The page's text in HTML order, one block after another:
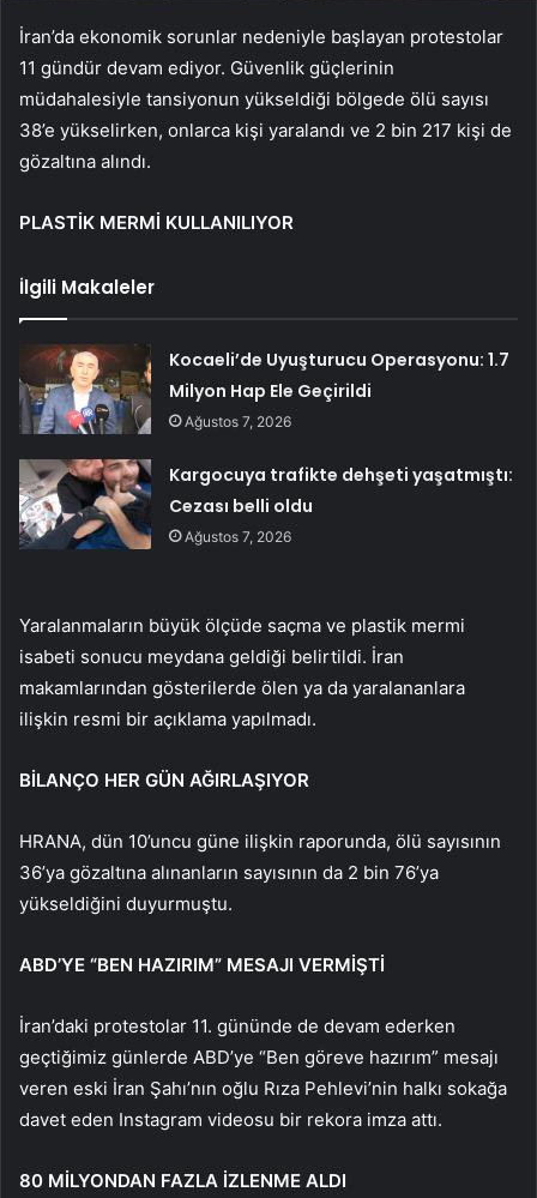
İran’da ekonomik sorunlar nedeniyle başlayan protestolar
11 gündür devam ediyor. Güvenlik güçlerinin
müdahalesiyle tansiyonun yükseldiği bölgede ölü sayısı
38’e yükselirken, onlarca kişi yaralandı ve 2 bin 217 kişi de
gözaltına alındı.
PLASTİK MERMİ KULLANILIYOR
İlgili Makaleler
Kocaeli’de Uyuşturucu Operasyonu: 1.7
Milyon Hap Ele Geçirildi
Ağustos 7, 2026
Kargocuya trafikte dehşeti yaşatmıştı:
Cezası belli oldu
Ağustos 7, 2026
Yaralanmaların büyük ölçüde saçma ve plastik mermi
isabeti sonucu meydana geldiği belirtildi. İran
makamlarından gösterilerde ölen ya da yaralananlara
ilişkin resmi bir açıklama yapılmadı.
BİLANÇO HER GÜN AĞIRLAŞIYOR
HRANA, dün 10’uncu güne ilişkin raporunda, ölü sayısının
36’ya gözaltına alınanların sayısının da 2 bin 76’ya
yükseldiğini duyurmuştu.
ABD’YE “BEN HAZIRIM” MESAJI VERMİŞTİ
İran’daki protestolar 11. gününde de devam ederken
geçtiğimiz günlerde ABD’ye “Ben göreve hazırım” mesajı
veren eski İran Şahı’nın oğlu Rıza Pehlevi’nin halkı sokağa
davet eden Instagram videosu bir rekora imza attı.
80 MİLYONDAN FAZLA İZLENME ALDI